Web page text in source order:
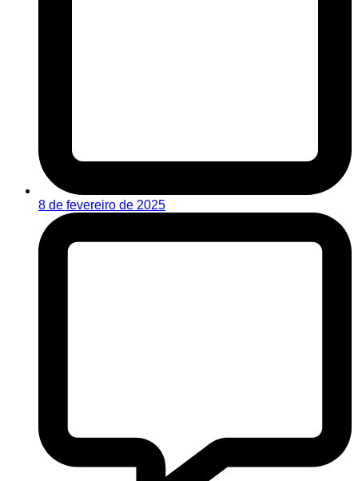
8 de fevereiro de 2025